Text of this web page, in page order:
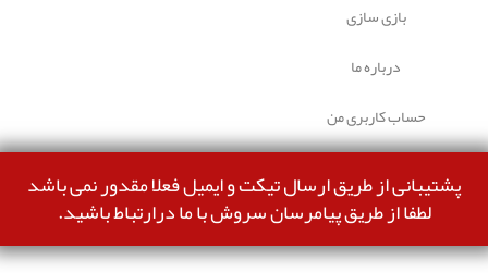
بازی سازی
درباره ما
حساب کاربری من
پشتیبانی از طریق ارسال تیکت و ایمیل فعلا مقدور نمی باشد
لطفا از طریق پیامرسان سروش با ما درارتباط باشید.